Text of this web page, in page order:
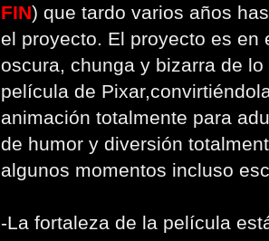
FIN) que tardo varios años
el proyecto. El proyecto es en
oscura, chunga y bizarra de
película de
animación totalmente para
de humor y diversión
algunos momentos incluso
-La fortaleza de la película